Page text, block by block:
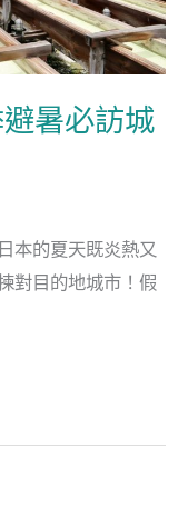
暑必訪城
本的夏天既炎熱又
對目的地城市！假